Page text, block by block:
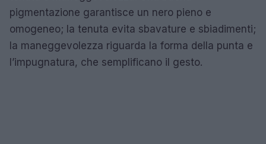
pigmentazione garantisce un nero pieno e
omogeneo; la tenuta evita sbavature e sbiadimenti;
la maneggevolezza riguarda la forma della punta e
l’impugnatura, che semplificano il gesto.